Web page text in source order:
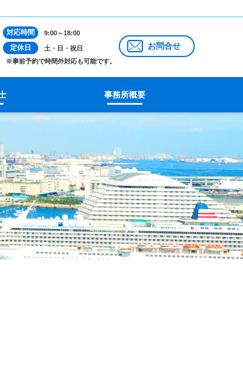
対応時間 9:00～18:00
定休日
土・日・祝日
※事前予約で時間外対応も可能です。
お問合せ
事務所概要